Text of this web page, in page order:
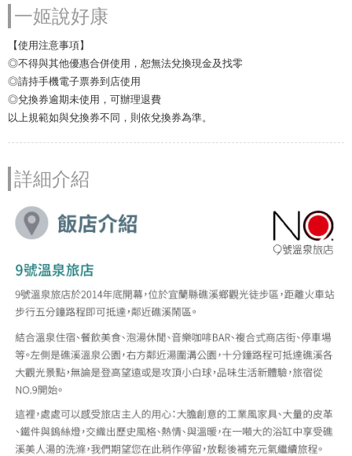
一姬說好康
【使用注意事項】
◎不得與其他優惠合併使用，恕無法兌換現金及找零
◎請持手機電子票券到店使用
◎兌換券逾期未使用，可辦理退費
以上規範如與兌換券不同，則依兌換券為準。
詳細介紹